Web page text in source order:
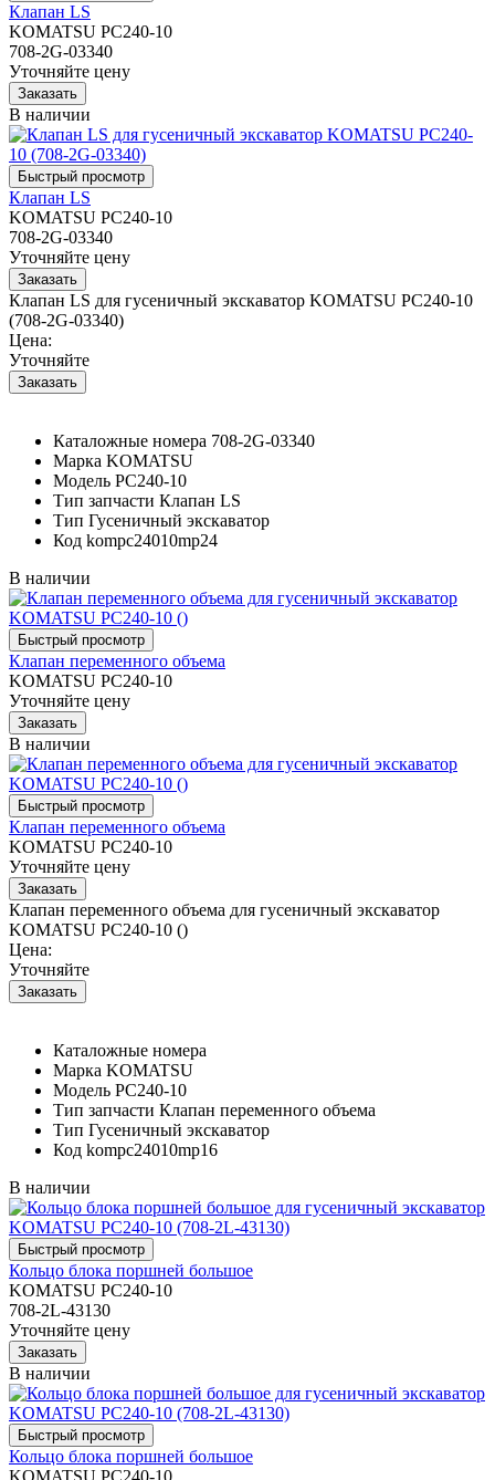
Клапан LS
KOMATSU PC240-10
708-2G-03340
Уточняйте цену
В наличии
Клапан LS
KOMATSU PC240-10
708-2G-03340
Уточняйте цену
Клапан LS для гусеничный экскаватор KOMATSU PC240-10
(708-2G-03340)
Цена:
Уточняйте
Каталожные номера 708-2G-03340
Марка KOMATSU
Модель PC240-10
Тип запчасти Клапан LS
Тип Гусеничный экскаватор
Код kompc24010mp24
В наличии
Клапан переменного объема
KOMATSU PC240-10
Уточняйте цену
В наличии
Клапан переменного объема
KOMATSU PC240-10
Уточняйте цену
Клапан переменного объема для гусеничный экскаватор
KOMATSU PC240-10 ()
Цена:
Уточняйте
Каталожные номера
Марка KOMATSU
Модель PC240-10
Тип запчасти Клапан переменного объема
Тип Гусеничный экскаватор
Код kompc24010mp16
В наличии
Кольцо блока поршней большое
KOMATSU PC240-10
708-2L-43130
Уточняйте цену
В наличии
Кольцо блока поршней большое
KOMATSU PC240-10